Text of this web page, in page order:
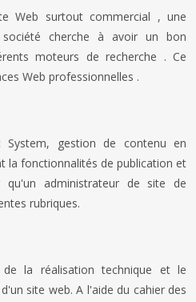
Web surtout commercial , une
cherche à avoir un bon
moteurs de recherche . Ce
Web professionnelles .
System, gestion de contenu en
la fonctionnalités de publication et
administrateur de site de
rubriques.
de la réalisation technique et le
site web. A l'aide du cahier des